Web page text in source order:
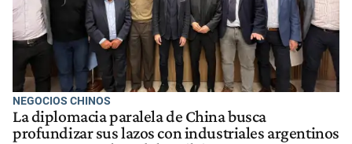
NEGOCIOS CHINOS
La diplomacia paralela de China busca
profundizar sus lazos con industriales argentinos